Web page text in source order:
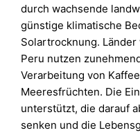
durch wachsende
günstige klimatische
Solartrocknung.
Peru nutzen
Verarbeitung von
Meeresfrüchten. Die
unterstützt, die darauf
senken und die